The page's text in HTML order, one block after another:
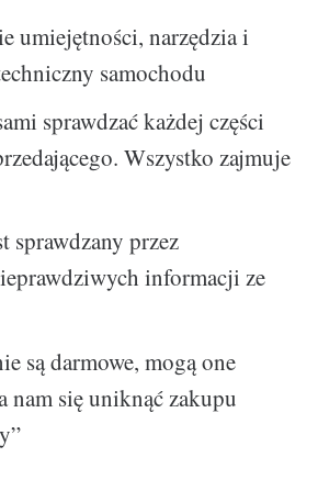
umiejętności, narzędzia i
samochodu
sprawdzać każdej części
Wszystko zajmuje
sprawdzany przez
informacji ze
są darmowe, mogą one
nam się uniknąć zakupu